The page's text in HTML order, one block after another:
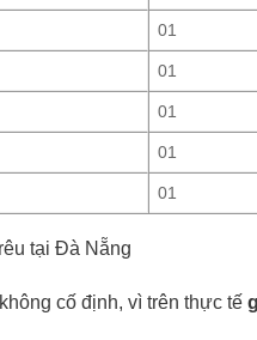
01
01
01
01
01
tại Đà Nẵng
cố định, vì trên thực tế